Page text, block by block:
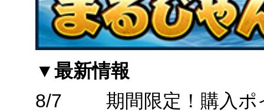
▼最新情報
8/7
期間限定！購入